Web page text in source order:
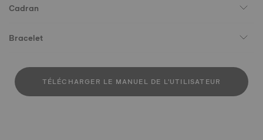
Cadran
Bracelet
TÉLÉCHARGER LE MANUEL DE L'UTILISATEUR